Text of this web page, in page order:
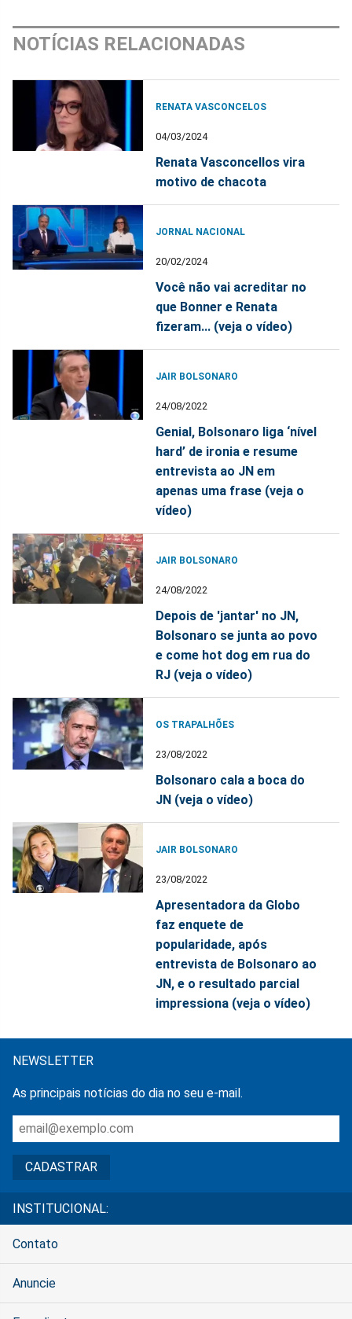
NOTÍCIAS RELACIONADAS
RENATA VASCONCELOS
04/03/2024
Renata Vasconcellos vira
motivo de chacota
JORNAL NACIONAL
20/02/2024
Você não vai acreditar no
que Bonner e Renata
fizeram... (veja o vídeo)
JAIR BOLSONARO
24/08/2022
Genial, Bolsonaro liga ‘nível
hard’ de ironia e resume
entrevista ao JN em
apenas uma frase (veja o
vídeo)
JAIR BOLSONARO
24/08/2022
Depois de 'jantar' no JN,
Bolsonaro se junta ao povo
e come hot dog em rua do
RJ (veja o vídeo)
OS TRAPALHÕES
23/08/2022
Bolsonaro cala a boca do
JN (veja o vídeo)
JAIR BOLSONARO
23/08/2022
Apresentadora da Globo
faz enquete de
popularidade, após
entrevista de Bolsonaro ao
JN, e o resultado parcial
impressiona (veja o vídeo)
NEWSLETTER
As principais notícias do dia no seu e-mail.
INSTITUCIONAL:
Contato
Anuncie